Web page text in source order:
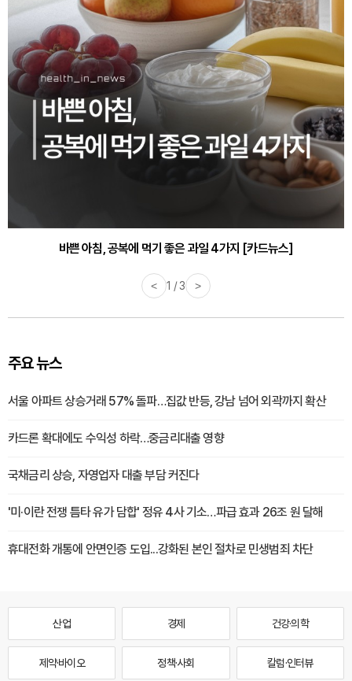
바쁜 아침, 공복에 먹기 좋은 과일 4가지 [카드뉴스]
< 1 / 3 >
주요 뉴스
서울 아파트 상승거래 57% 돌파…집값 반등, 강남 넘어 외곽까지 확산
카드론 확대에도 수익성 하락…중금리대출 영향
국채금리 상승, 자영업자 대출 부담 커진다
'미·이란 전쟁 틈타 유가 담합' 정유 4사 기소…파급 효과 26조 원 달해
휴대전화 개통에 안면인증 도입...강화된 본인 절차로 민생범죄 차단
산업 경제 건강·의학
제약·바이오 정책·사회 칼럼·인터뷰